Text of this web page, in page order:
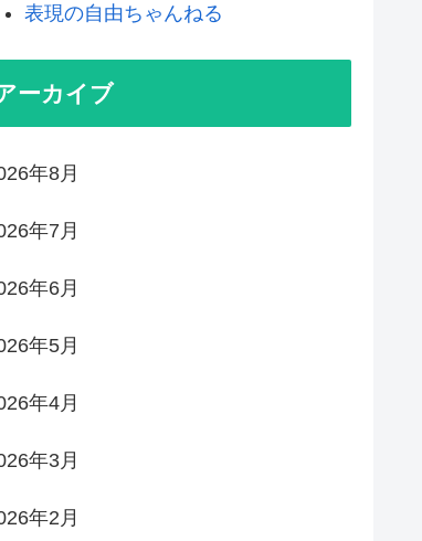
表現の自由ちゃんねる
ーカイブ
年8月
年7月
年6月
年5月
年4月
年3月
年2月